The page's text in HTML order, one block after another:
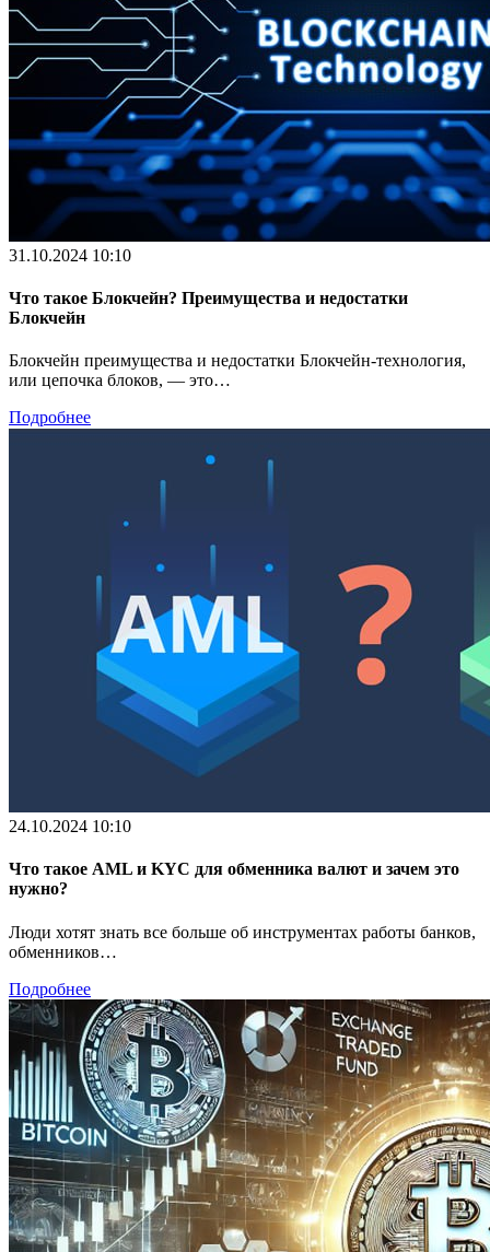
31.10.2024 10:10
Что такое Блокчейн? Преимущества и недостатки
Блокчейн
Блокчейн преимущества и недостатки Блокчейн-технология,
или цепочка блоков, — это…
Подробнее
24.10.2024 10:10
Что такое AML и KYC для обменника валют и зачем это
нужно?
Люди хотят знать все больше об инструментах работы банков,
обменников…
Подробнее